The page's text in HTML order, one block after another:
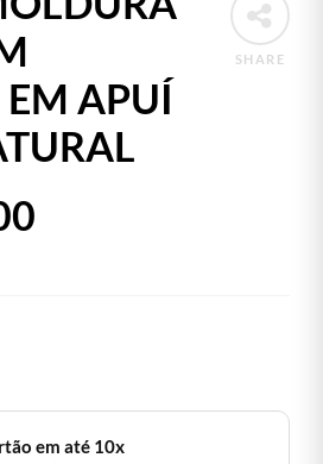
SHARE
EM APUÍ
em até 10x